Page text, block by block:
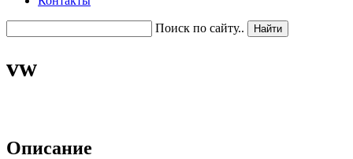
Поиск по сайту..
vw
Описание